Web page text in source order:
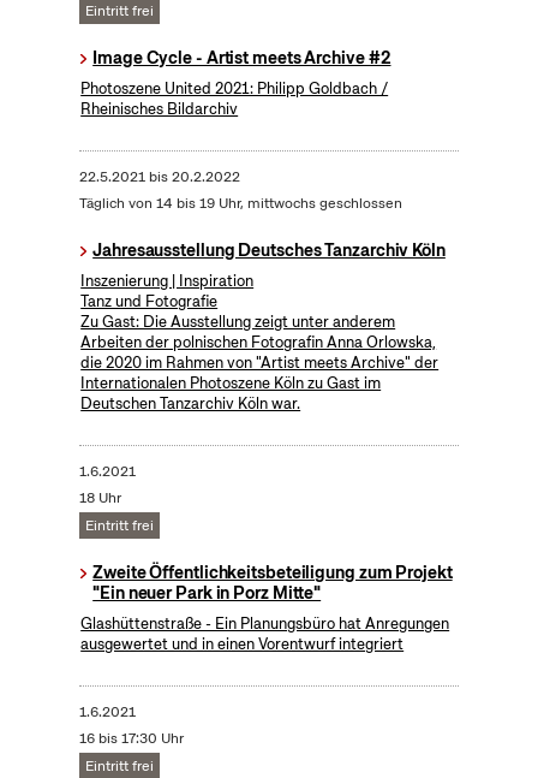
Eintritt frei
Image Cycle - Artist meets Archive #2
Photoszene United 2021: Philipp Goldbach /
Rheinisches Bildarchiv
22.5.2021bis20.2.2022
Täglich von 14 bis 19 Uhr, mittwochs geschlossen
Jahresausstellung Deutsches Tanzarchiv Köln
Inszenierung | Inspiration
Tanz und Fotografie
Zu Gast: Die Ausstellung zeigt unter anderem
Arbeiten der polnischen Fotografin Anna Orlowska,
die 2020 im Rahmen von "Artist meets Archive" der
Internationalen Photoszene Köln zu Gast im
Deutschen Tanzarchiv Köln war.
1.6.2021
18 Uhr
Eintritt frei
Zweite Öffentlichkeitsbeteiligung zum Projekt
"Ein neuer Park in Porz Mitte"
Glashüttenstraße - Ein Planungsbüro hat Anregungen
ausgewertet und in einen Vorentwurf integriert
1.6.2021
16 bis 17:30 Uhr
Eintritt frei